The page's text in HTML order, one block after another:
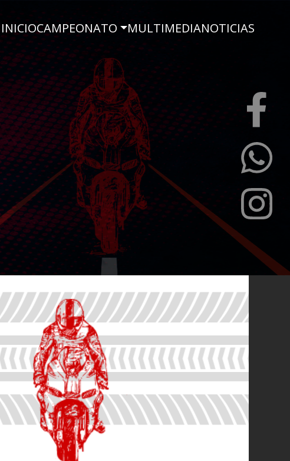
INICIOCAMPEONATO MULTIMEDIANOTICIAS